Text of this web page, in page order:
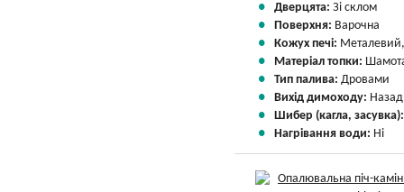
Дверцята: Зі склом
Поверхня: Варочна
Кожух печі:
Матеріал топки:
Тип палива: Дровами
Вихід димоходу: Назад
Шибер (кагла,
Нагрівання води: Ні